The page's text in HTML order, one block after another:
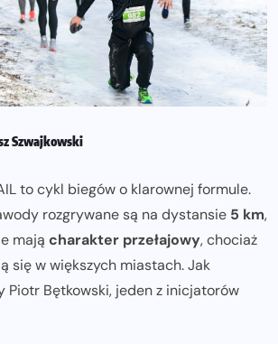
Szwajkowski
to cykl biegów o klarownej formule.
rozgrywane są na dystansie 5 km,
mają charakter przełajowy, chociaż
się w większych miastach. Jak
Piotr Bętkowski, jeden z inicjatorów